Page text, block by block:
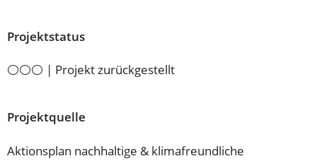
Projektstatus
⚪⚪⚪ | Projekt zurückgestellt
Projektquelle
Aktionsplan nachhaltige & klimafreundliche